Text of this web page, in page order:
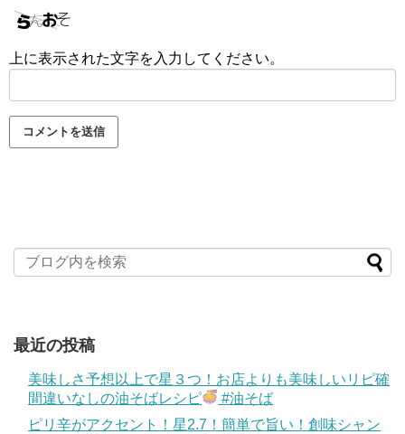
上に表示された文字を入力してください。
最近の投稿
美味しさ予想以上で星３つ！お店よりも美味しいリピ確
間違いなしの油そばレシピ
#油そば
ピリ辛がアクセント！星2.7！簡単で旨い！創味シャン